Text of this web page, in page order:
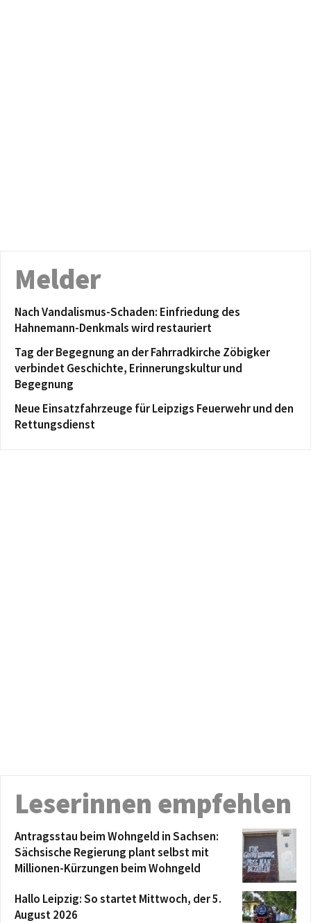
Melder
Nach Vandalismus-Schaden: Einfriedung des
Hahnemann-Denkmals wird restauriert
Tag der Begegnung an der Fahrradkirche Zöbigker
verbindet Geschichte, Erinnerungskultur und
Begegnung
Neue Einsatzfahrzeuge für Leipzigs Feuerwehr und den
Rettungsdienst
Leserinnen empfehlen
Antragsstau beim Wohngeld in Sachsen:
Sächsische Regierung plant selbst mit
Millionen-Kürzungen beim Wohngeld
Hallo Leipzig: So startet Mittwoch, der 5.
August 2026